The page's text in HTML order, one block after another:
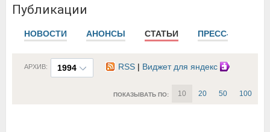
Публикации
НОВОСТИ АНОНСЫ СТАТЬИ ПРЕСС-РЕЛИЗЫ
1994
АРХИВ: RSS | Виджет для яндекс
ПОКАЗЫВАТЬ ПО: 10 20 50 100